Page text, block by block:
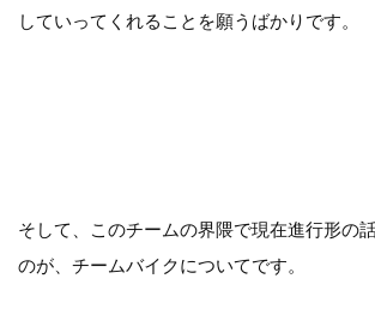
していってくれることを願うばかりです。
そして、このチームの界隈で現在進行形の
のが、チームバイクについてです。